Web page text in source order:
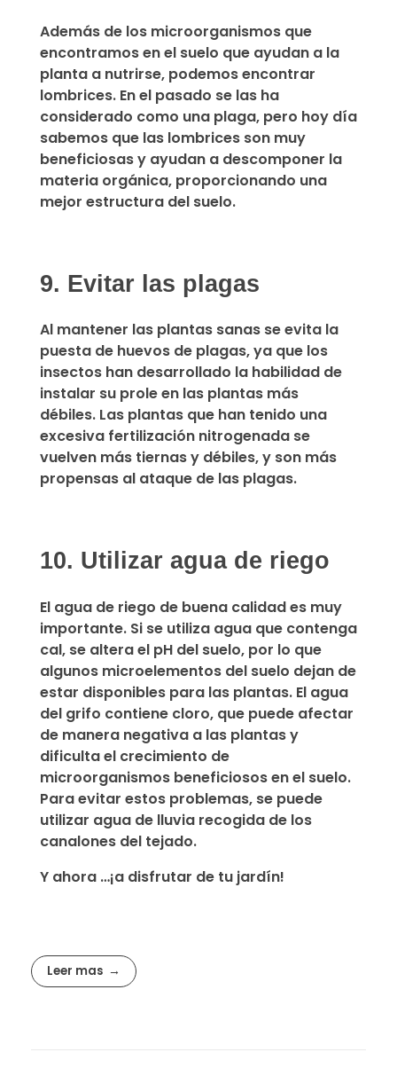
Además de los microorganismos que
encontramos en el suelo que ayudan a la
planta a nutrirse, podemos encontrar
lombrices. En el pasado se las ha
considerado como una plaga, pero hoy día
sabemos que las lombrices son muy
beneficiosas y ayudan a descomponer la
materia orgánica, proporcionando una
mejor estructura del suelo.
9. Evitar las plagas
Al mantener las plantas sanas se evita la
puesta de huevos de plagas, ya que los
insectos han desarrollado la habilidad de
instalar su prole en las plantas más
débiles. Las plantas que han tenido una
excesiva fertilización nitrogenada se
vuelven más tiernas y débiles, y son más
propensas al ataque de las plagas.
10. Utilizar agua de riego
El agua de riego de buena calidad es muy
importante. Si se utiliza agua que contenga
cal, se altera el pH del suelo, por lo que
algunos microelementos del suelo dejan de
estar disponibles para las plantas. El agua
del grifo contiene cloro, que puede afectar
de manera negativa a las plantas y
dificulta el crecimiento de
microorganismos beneficiosos en el suelo.
Para evitar estos problemas, se puede
utilizar agua de lluvia recogida de los
canalones del tejado.
Y ahora …¡a disfrutar de tu jardín!
Leer mas